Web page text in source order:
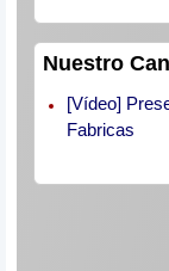
Nuestro
[Vídeo]
Fabricas